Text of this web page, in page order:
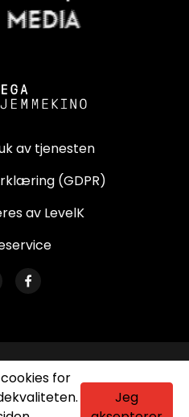
for
Jeg
av tjenesten
(GDPR)
av LevelK
kan reproduseres
tillatelse.